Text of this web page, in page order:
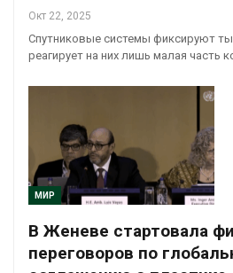
Окт 22, 2025
Спутниковые системы фиксируют
реагирует на них лишь малая часть
МИР
В Женеве стартовала
переговоров по